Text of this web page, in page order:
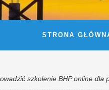
STRONA
szkolenie BHP online dla